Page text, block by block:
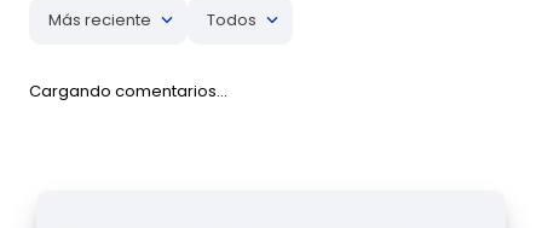
Más reciente Todos
Cargando comentarios…